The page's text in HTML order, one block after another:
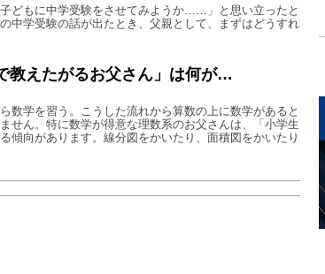
どもに中学受験をさせてみようか……」と思い立ったと
中学受験の話が出たとき、父親として、まずはどうすれ
教えたがるお父さん」は何が…
数学を習う。こうした流れから算数の上に数学があると
せん。特に数学が得意な理数系のお父さんは、「小学生
傾向があります。線分図をかいたり、面積図をかいたり